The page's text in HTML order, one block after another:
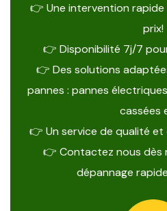
👉 Une intervention
prix!
👉 Disponibilité 7j/7
👉 Des solutions
pannes : pannes
cassées
👉 Un service de qualité
👉 Contactez nous dès
dépannage